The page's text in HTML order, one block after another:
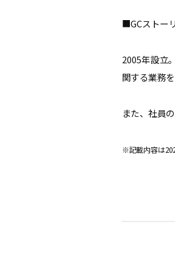
■GCストー
2005年設立
関する業務
また、社員
※記載内容は